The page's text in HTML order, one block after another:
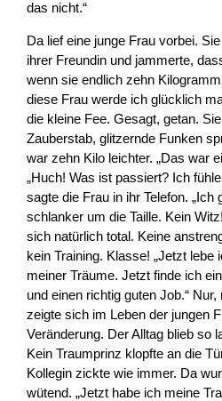
das nicht.“
Da lief eine junge Frau vorbei.
ihrer Freundin und jammerte,
wenn sie endlich zehn
diese Frau werde ich glücklich
die kleine Fee. Gesagt, getan.
Zauberstab, glitzernde Funken
war zehn Kilo leichter. „Das war
„Huch! Was ist passiert? Ich
sagte die Frau in ihr Telefon.
schlanker um die Taille. Kein
sich natürlich total. Keine
kein Training. Klasse! „Jetzt lebe
meiner Träume. Jetzt finde ich
und einen richtig guten Job.“
zeigte sich im Leben der jungen
Veränderung. Der Alltag blieb so
Kein Traumprinz klopfte an die
Kollegin zickte wie immer. Da
wütend. „Jetzt habe ich meine